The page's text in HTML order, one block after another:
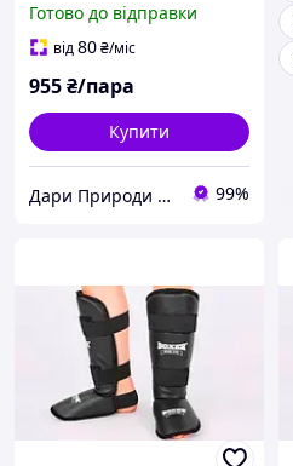
Готово до відправки
від80₴/міс
955₴/пара
Купити
Дари Природи ФОП Жуковський Т.А. 99%